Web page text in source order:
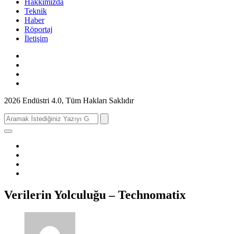
Hakkımızda
Teknik
Haber
Röportaj
İletişim
2026 Endüstri 4.0, Tüm Hakları Saklıdır
Search
for:
Verilerin Yolculuğu – Technomatix